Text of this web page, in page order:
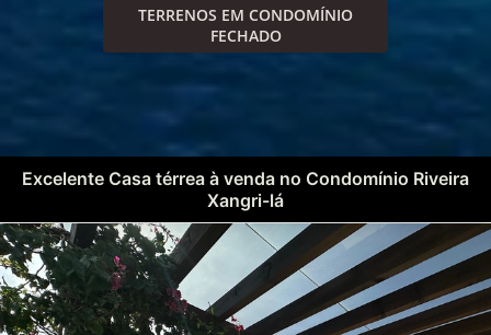
TERRENOS EM CONDOMÍNIO
FECHADO
Excelente Casa térrea à venda no Condomínio Riveira
Xangri-lá